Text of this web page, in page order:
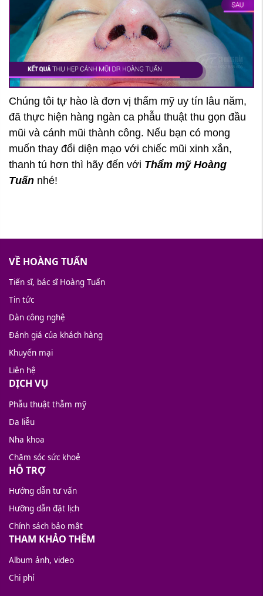
Chúng tôi tự hào là đơn vị thẩm mỹ uy tín lâu năm,
đã thực hiện hàng ngàn ca phẫu thuật thu gọn đầu
mũi và cánh mũi thành công. Nếu bạn có mong
muốn thay đổi diện mạo với chiếc mũi xinh xắn,
thanh tú hơn thì hãy đến với Thẩm mỹ Hoàng
Tuấn nhé!
VỀ HOÀNG TUẤN
Tiến sĩ, bác sĩ Hoàng Tuấn
Tin tức
Dàn công nghệ
Đánh giá của khách hàng
Khuyến mại
Liên hệ
DỊCH VỤ
Phẫu thuật thẫm mỹ
Da liễu
Nha khoa
Chăm sóc sức khoẻ
HỖ TRỢ
Hướng dẫn tư vấn
Hưỡng dẫn đặt lịch
Chính sách bảo mật
THAM KHẢO THÊM
Album ảnh, video
Chi phí